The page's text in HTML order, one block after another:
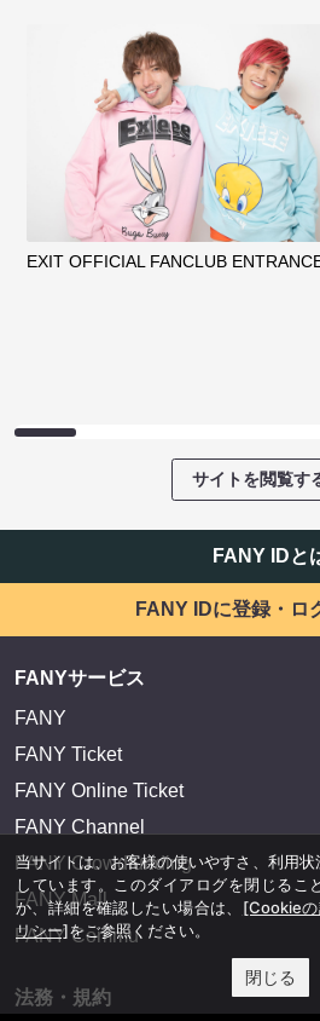
EXIT OFFICIAL FANCLUB
サイトを閲覧す
FANY IDと
FANY IDに登録・ロ
FANYサービス
FANY
FANY Ticket
FANY Online Ticket
FANY Channel
FANY Crowdfunding
FANY Mall
FANY Commu
法務・規約
当サイトは、お客様の使いやすさ、利用
しています。このダイアログを閉じるこ
か、詳細を確認したい場合は、 [Cookie
リシー]をご参照ください。
閉じる